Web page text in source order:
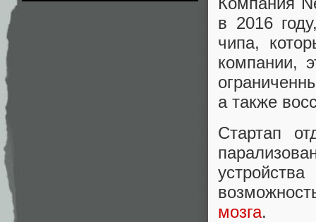
в 2016
чипа,
компании,
а также
Стартап
мозга.